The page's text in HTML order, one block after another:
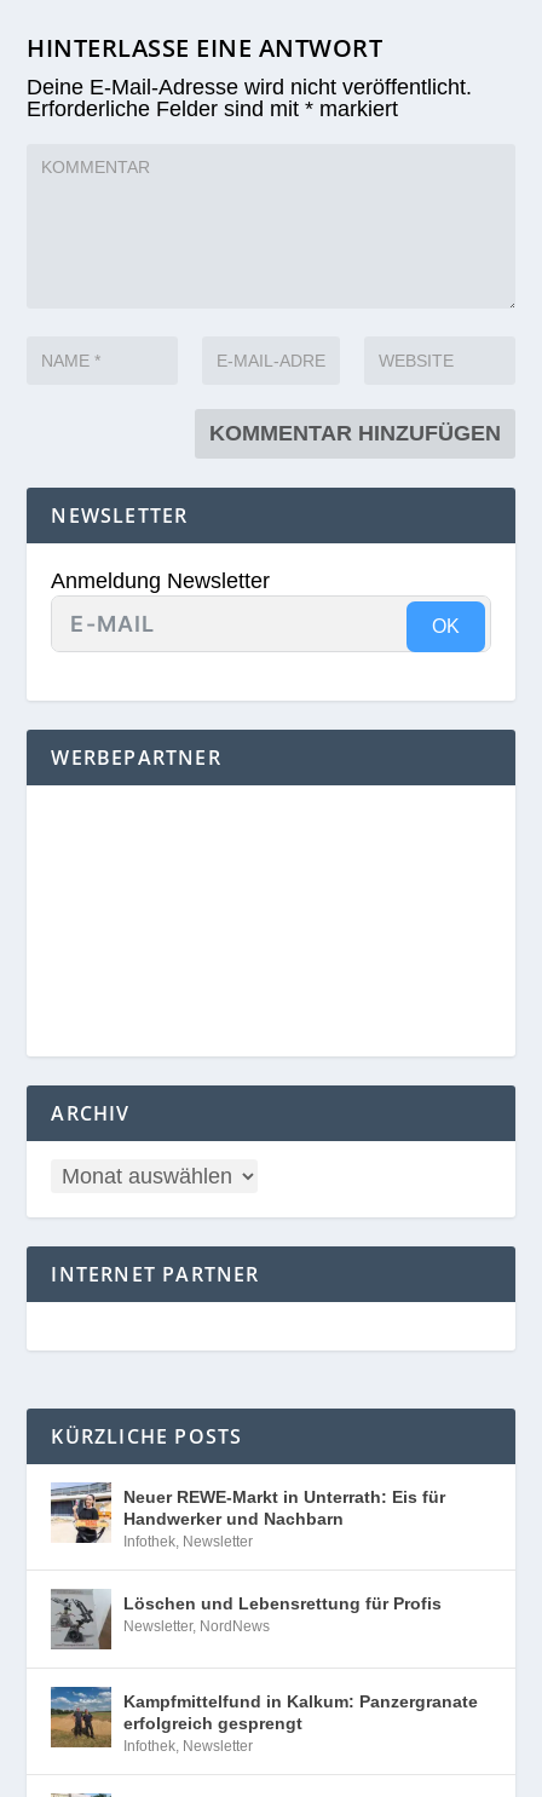
HINTERLASSE EINE ANTWORT
Deine E-Mail-Adresse wird nicht veröffentlicht.
Erforderliche Felder sind mit* markiert
NEWSLETTER
Anmeldung Newsletter
OK
WERBEPARTNER
ARCHIV
INTERNET PARTNER
KÜRZLICHE POSTS
Neuer REWE-Markt in Unterrath: Eis für
Handwerker und Nachbarn
Infothek, Newsletter
Löschen und Lebensrettung für Profis
Newsletter, NordNews
Kampfmittelfund in Kalkum: Panzergranate
erfolgreich gesprengt
Infothek, Newsletter